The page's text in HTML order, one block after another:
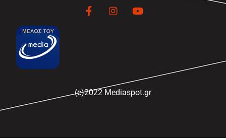
(c)2022 Mediaspot.gr